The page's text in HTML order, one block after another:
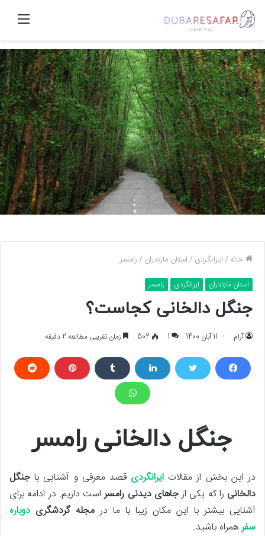
منو
خانه /ایرانگردی /استان مازندران /رامسر
استان مازندران ایرانگردی رامسر
جنگل دالخانی کجاست؟
آرام 11 آبان 1400 1
502 زمان تقریبی مطالعه 2 دقیقه
جنگل دالخانی رامسر
در این بخش از مقالات ایرانگردی قصد معرفی و آشنایی با جنگل
دالخانی را که یکی ازجاهای دیدنی رامسراست داریم. در ادامه برای
آشنایی بیشتر با این مکان زیبا با ما در مجله گردشگری دوباره
سفرهمراه باشید.